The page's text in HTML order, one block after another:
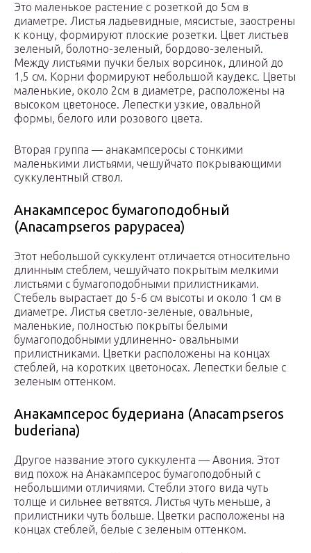
Это маленькое растение с розеткой до 5см в
диаметре. Листья ладьевидные, мясистые, заострены
к концу, формируют плоские розетки. Цвет листьев
зеленый, болотно-зеленый, бордово-зеленый.
Между листьями пучки белых ворсинок, длиной до
1,5 см. Корни формируют небольшой каудекс. Цветы
маленькие, около 2см в диаметре, расположены на
высоком цветоносе. Лепестки узкие, овальной
формы, белого или розового цвета.
Вторая группа — анакампсеросы с тонкими
маленькими листьями, чешуйчато покрывающими
суккулентный ствол.
Анакампсерос бумагоподобный
(Anacampseros papypacea)
Этот небольшой суккулент отличается относительно
длинным стеблем, чешуйчато покрытым мелкими
листьями с бумагоподобными прилистниками.
Стебель вырастает до 5-6 см высоты и около 1 см в
диаметре. Листья светло-зеленые, овальные,
маленькие, полностью покрыты белыми
бумагоподобными удлиненно- овальными
прилистниками. Цветки расположены на концах
стеблей, на коротких цветоносах. Лепестки белые с
зеленым оттенком.
Анакампсерос будериана (Anacampseros
buderiana)
Другое название этого суккулента — Авония. Этот
вид похож на Анакампсерос бумагоподобный с
небольшими отличиями. Стебли этого вида чуть
толще и сильнее ветвятся. Листья чуть меньше, а
прилистники чуть больше. Цветки расположены на
концах стеблей, белые с зеленым оттенком.